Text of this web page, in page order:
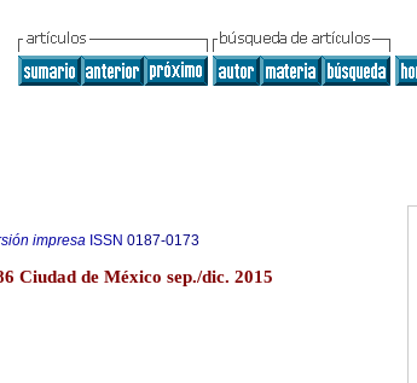
impresa ISSN 0187-0173
Ciudad de México sep./dic. 2015